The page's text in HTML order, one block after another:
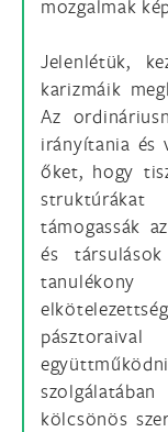
mozgalmak
Jelenlétük,
karizmáik
Az
irányítania és
őket, hogy
struktúrákat
támogassák
és
kölcsönös